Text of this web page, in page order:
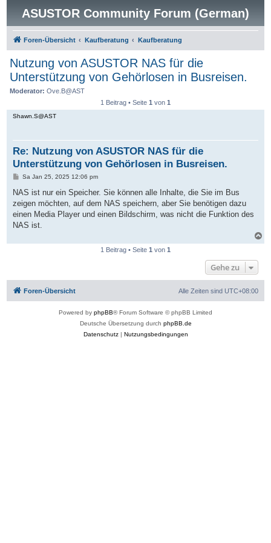
ASUSTOR Community Forum (German)
Foren-Übersicht Kaufberatung Kaufberatung
Nutzung von ASUSTOR NAS für die
Unterstützung von Gehörlosen in Busreisen.
Moderator: Ove.B@AST
1 Beitrag • Seite 1 von 1
Shawn.S@AST
Re: Nutzung von ASUSTOR NAS für die
Unterstützung von Gehörlosen in Busreisen.
B
i
r
a
Sa Jan 25, 2025 12:06 pm
NAS ist nur ein Speicher. Sie können alle Inhalte, die Sie im Bus
zeigen möchten, auf dem NAS speichern, aber Sie benötigen dazu
einen Media Player und einen Bildschirm, was nicht die Funktion des
NAS ist.
a
1 Beitrag • Seite 1 von 1
Gehe zu
Foren-Übersicht Alle Zeiten sind UTC+08:00
Powered by phpBB® Forum Software © phpBB Limited
Deutsche Übersetzung durch phpBB.de
Datenschutz| Nutzungsbedingungen